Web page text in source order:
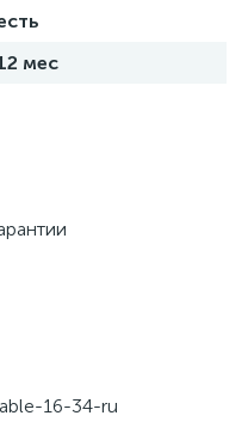
мес
16-34-ru